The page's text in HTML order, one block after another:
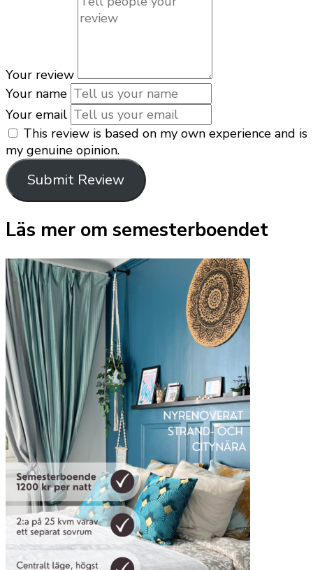
Your review
Your name
Your email
This review is based on my own experience and is
my genuine opinion.
Submit Review
Läs mer om semesterboendet